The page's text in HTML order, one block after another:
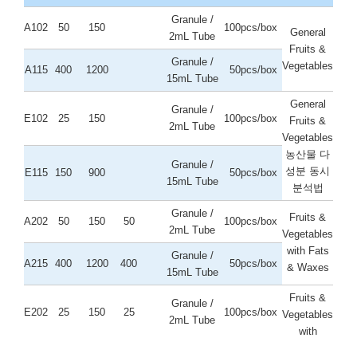
A102 50 150
Granule /
2mL Tube
100pcs/box
General
Fruits &
Vegetables
A115 400 1200
Granule /
15mL Tube
50pcs/box
E102 25 150
Granule /
2mL Tube
100pcs/box
General
Fruits &
Vegetables
농산물 다
성분 동시
분석법
E115 150 900
Granule /
15mL Tube
50pcs/box
A202 50 150 50
Granule /
2mL Tube
100pcs/box
Fruits &
Vegetables
with Fats
& Waxes
A215 400 1200 400
Granule /
15mL Tube
50pcs/box
E202 25 150 25
Granule /
2mL Tube
100pcs/box
Fruits &
Vegetables
with